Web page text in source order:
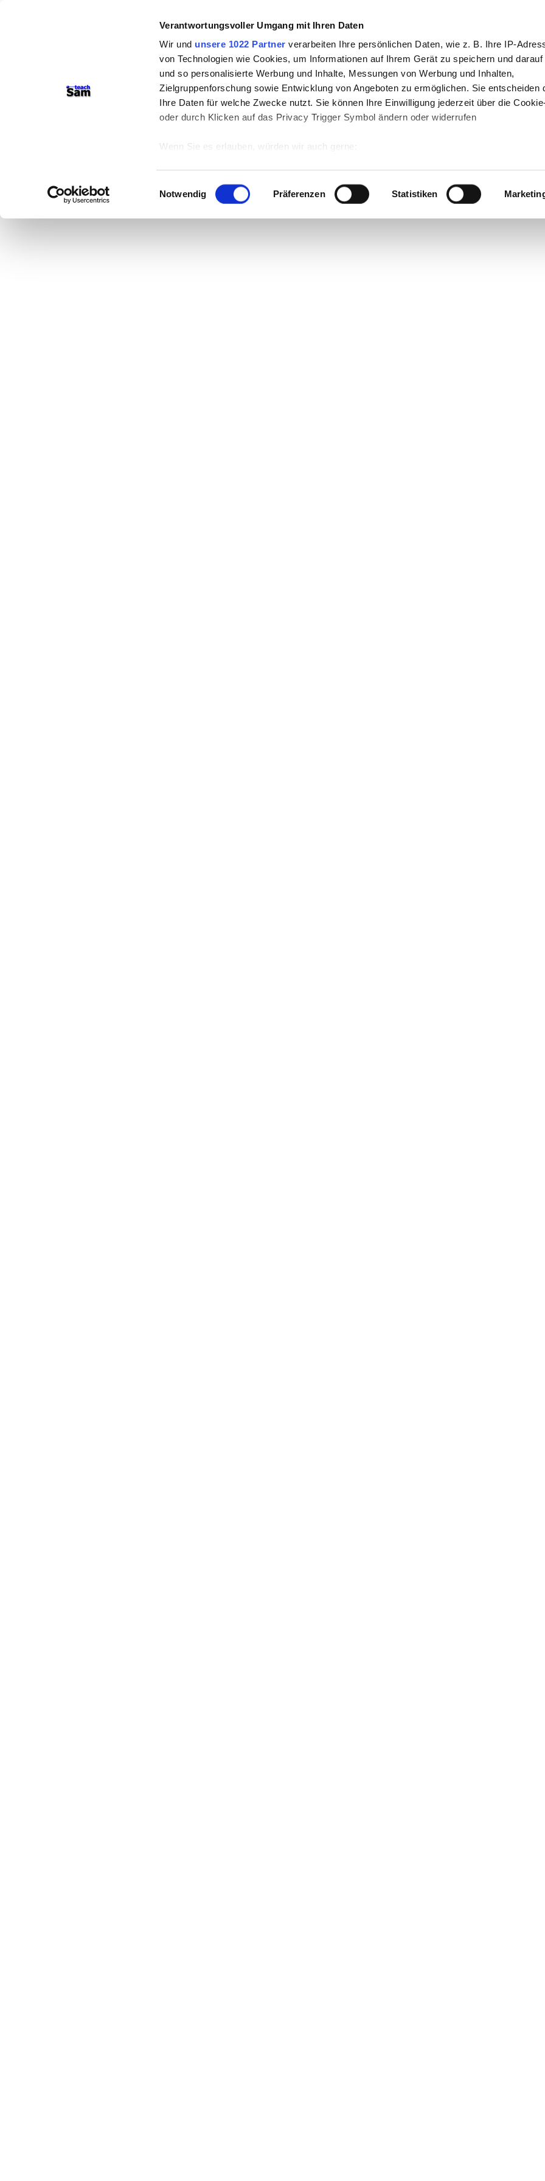
Verantwortungsvoller Umgang mit Ihren Daten
Wir und unsere 1022 Partner verarbeiten Ihre persönlichen Daten, wie z. B. Ihre IP-
von Technologien wie Cookies, um Informationen auf Ihrem Gerät zu speichern und
und so personalisierte Werbung und Inhalte, Messungen von Werbung und Inhalten,
Zielgruppenforschung sowie Entwicklung von Angeboten zu ermöglichen. Sie entscheiden
Ihre Daten für welche Zwecke nutzt. Sie können Ihre Einwilligung jederzeit über die
oder durch Klicken auf das Privacy Trigger Symbol ändern oder widerrufen
Wenn Sie es erlauben, würden wir auch gerne:
Ihr Gerät durch aktives Scannen nach bestimmten Merkmalen (Fingerprinting)
Erfahren Sie mehr darüber, wie Ihre persönlichen Daten verarbeitet werden, und legen Sie
Präferenzen imAbschnitt Einzelheitenfest.
Einwilligungsauswahl
Notwendig Präferenzen Statistiken